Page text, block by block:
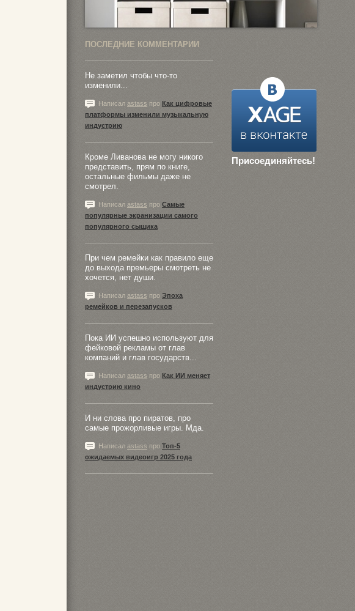
ПОСЛЕДНИЕ КОММЕНТАРИИ
Присоединяйтесь!
Не заметил чтобы что-то
изменили...
Написал astass про Как цифровые
платформы изменили музыкальную
индустрию
Кроме Ливанова не могу никого
представить, прям по книге,
остальные фильмы даже не
смотрел.
Написал astass про Самые
популярные экранизации самого
популярного сыщика
При чем ремейки как правило еще
до выхода премьеры смотреть не
хочется, нет души.
Написал astass про Эпоха
ремейков и перезапусков
Пока ИИ успешно используют для
фейковой рекламы от глав
компаний и глав государств...
Написал astass про Как ИИ меняет
индустрию кино
И ни слова про пиратов, про
самые прожорливые игры. Мда.
Написал astass про Топ-5
ожидаемых видеоигр 2025 года